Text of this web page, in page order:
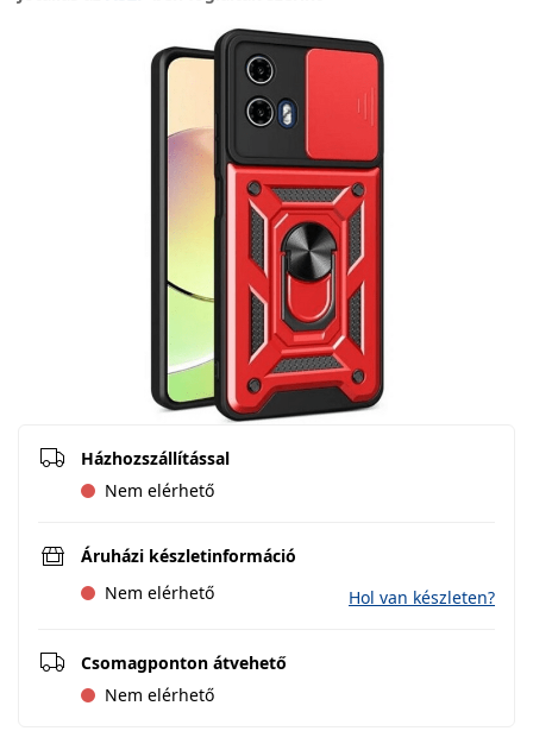
Házhozszállítással
Nem elérhető
Áruházi készletinformáció
Nem elérhető
Hol van készleten?
Csomagponton átvehető
Nem elérhető